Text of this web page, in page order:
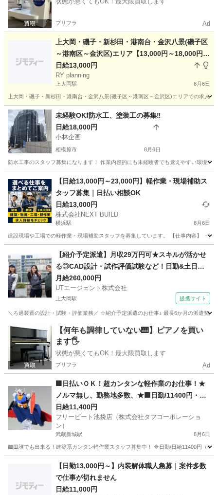
プリフラ Ad
上大岡・磯子・新杉田・港南台・金沢八景(磯子区
～港南区～金沢区)エリア【13,000円～18,000円即
日払い】手元作業員募集②
日給13,000円
RY planning
上大岡駅 8月6日
上大岡・磯子・新杉田・港南台・金沢八景(磯子区～港南区～金沢区)エリアでの求人
神奈川 横浜市 上大岡駅 その他 スタッフ
未経験OK❗️防水工、塗装工の募集‼️
日給18,000円
小林企画
相模原市 8月6日
防水工事のスタッフ募集になります！ 作業内容的にも未経験者でも覚えやすい環境
相模原市 建築 塗装工
【日給13,000円～23,000円】軽作業・現場補助ス
タッフ募集｜日払い相談OK
日給13,000円
株式会社NEXT BUILD
横浜駅 8月6日
建設現場や工場での軽作業・現場補助スタッフを募集しています。 【仕事内容】 ・
横浜駅 建築
【紹介予定派遣】月収29万円可★スキルが活かせ
る◎CAD設計・試作評価試験など！日勤&土日祝
休み♪
月給260,000円
UTエージェント株式会社
上大岡駅 提携サイト
＼ろ過装置の設計・試験・評価業務／ ☆紹介予定派遣のお仕事♪ 最長6か月の派遣契
神奈川 上大岡駅 その他
【何年も調律していない🎹】ピアノを買い
ます🖐️
状態が悪くてもOK！最大限買取します
プリフラ Ad
🟩日払いＯＫ！超カンタンな軽作業のお仕事！★
ノルマ無し、勤務地多数、★🟩日勤/11400円・夜
勤/13500円
日給11,400円
フリービート池袋店（株式会社タフコーポレーショ
ン）
武蔵新城駅 8月6日
🟥🟨誰でも出来る！建築系カンタン軽作業スタッフ募集中！ 🔷日勤/日給11400円（
武蔵新城駅 建築 カンタン
【日勤13,000円～】内装解体職人急募｜案件多数
で仕事が切れません
日給11,000円